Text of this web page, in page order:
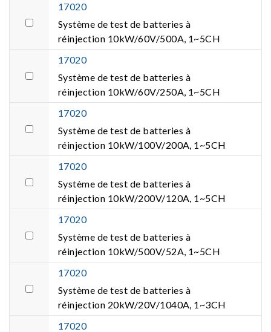
17020
Système de test de batteries à
réinjection 10kW/60V/500A, 1~5CH
17020
Système de test de batteries à
réinjection 10kW/60V/250A, 1~5CH
17020
Système de test de batteries à
réinjection 10kW/100V/200A, 1~5CH
17020
Système de test de batteries à
réinjection 10kW/200V/120A, 1~5CH
17020
Système de test de batteries à
réinjection 10kW/500V/52A, 1~5CH
17020
Système de test de batteries à
réinjection 20kW/20V/1040A, 1~3CH
17020